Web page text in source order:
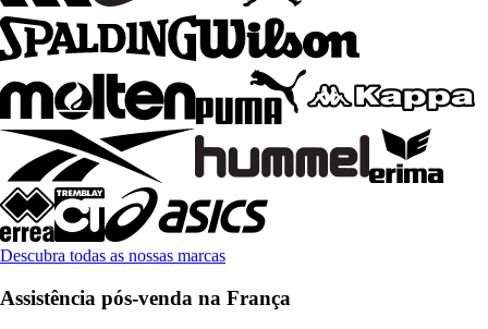
Descubra todas as nossas marcas
Assistência pós-venda na França